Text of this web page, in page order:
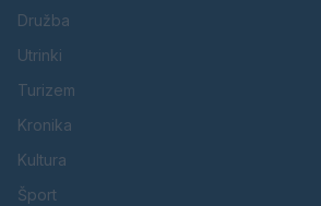
Družba
Utrinki
Turizem
Kronika
Kultura
Šport